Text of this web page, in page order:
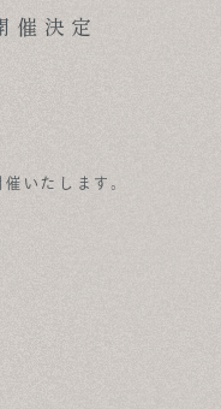
決定
いたします。